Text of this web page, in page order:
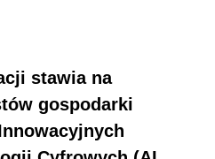
stawia na
gospodarki